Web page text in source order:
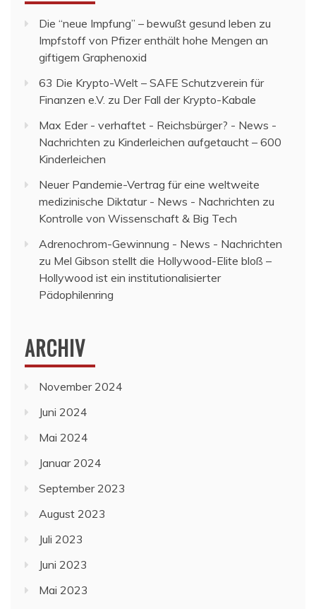
Die “neue Impfung” – bewußt gesund leben zu
Impfstoff von Pfizer enthält hohe Mengen an
giftigem Graphenoxid
63 Die Krypto-Welt – SAFE Schutzverein für
Finanzen e.V. zu Der Fall der Krypto-Kabale
Max Eder - verhaftet - Reichsbürger? - News -
Nachrichten zu Kinderleichen aufgetaucht – 600
Kinderleichen
Neuer Pandemie-Vertrag für eine weltweite
medizinische Diktatur - News - Nachrichten zu
Kontrolle von Wissenschaft & Big Tech
Adrenochrom-Gewinnung - News - Nachrichten
zu Mel Gibson stellt die Hollywood-Elite bloß –
Hollywood ist ein institutionalisierter
Pädophilenring
ARCHIV
November 2024
Juni 2024
Mai 2024
Januar 2024
September 2023
August 2023
Juli 2023
Juni 2023
Mai 2023